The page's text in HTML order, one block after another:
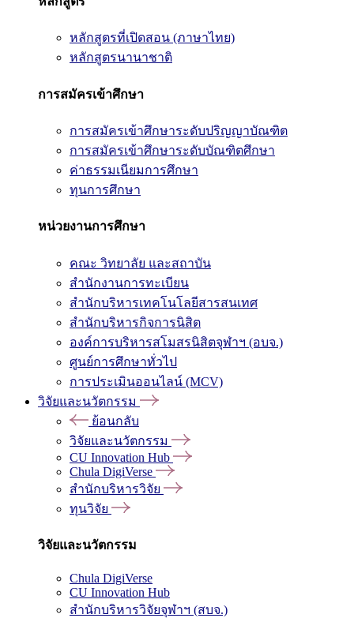
หลักสูตรที่เปิดสอน (ภาษาไทย)
หลักสูตรนานาชาติ
การสมัครเข้าศึกษา
การสมัครเข้าศึกษาระดับปริญญาบัณฑิต
การสมัครเข้าศึกษาระดับบัณฑิตศึกษา
ค่าธรรมเนียมการศึกษา
ทุนการศึกษา
หน่วยงานการศึกษา
คณะ วิทยาลัย และสถาบัน
สำนักงานการทะเบียน
สำนักบริหารเทคโนโลยีสารสนเทศ
สำนักบริหารกิจการนิสิต
องค์การบริหารสโมสรนิสิตจุฬาฯ (อบจ.)
ศูนย์การศึกษาทั่วไป
การประเมินออนไลน์ (MCV)
วิจัยและนวัตกรรม
ย้อนกลับ
วิจัยและนวัตกรรม
CU Innovation Hub
Chula DigiVerse
สำนักบริหารวิจัย
ทุนวิจัย
วิจัยและนวัตกรรม
Chula DigiVerse
CU Innovation Hub
สำนักบริหารวิจัยจุฬาฯ (สบจ.)